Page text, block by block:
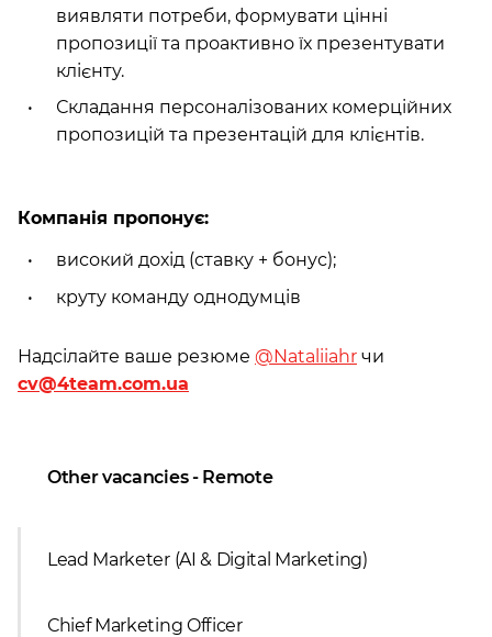
виявляти потреби, формувати цінні
пропозиції та проактивно їх презентувати
клієнту.
Складання персоналізованих комерційних
пропозицій та презентацій для клієнтів.
Компанія пропонує:
високий дохід (ставку + бонус);
круту команду однодумців
Надсілайте ваше резюме @Nataliiahr чи
cv@4team.com.ua
Other vacancies - Remote
Lead Marketer (AI & Digital Marketing)
Сhief Marketing Officer